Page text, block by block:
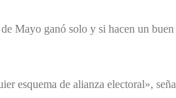
Mayo ganó solo y si hacen un
esquema de alianza electoral»,